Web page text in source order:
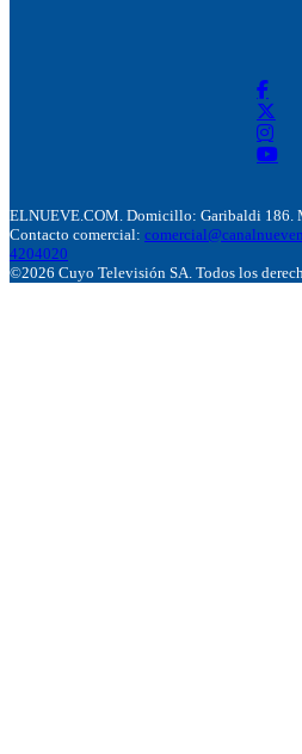
ELNUEVE.COM. Domicillo: Garibaldi 186.
Contacto comercial:
4204020
©2026 Cuyo Televisión SA. Todos los